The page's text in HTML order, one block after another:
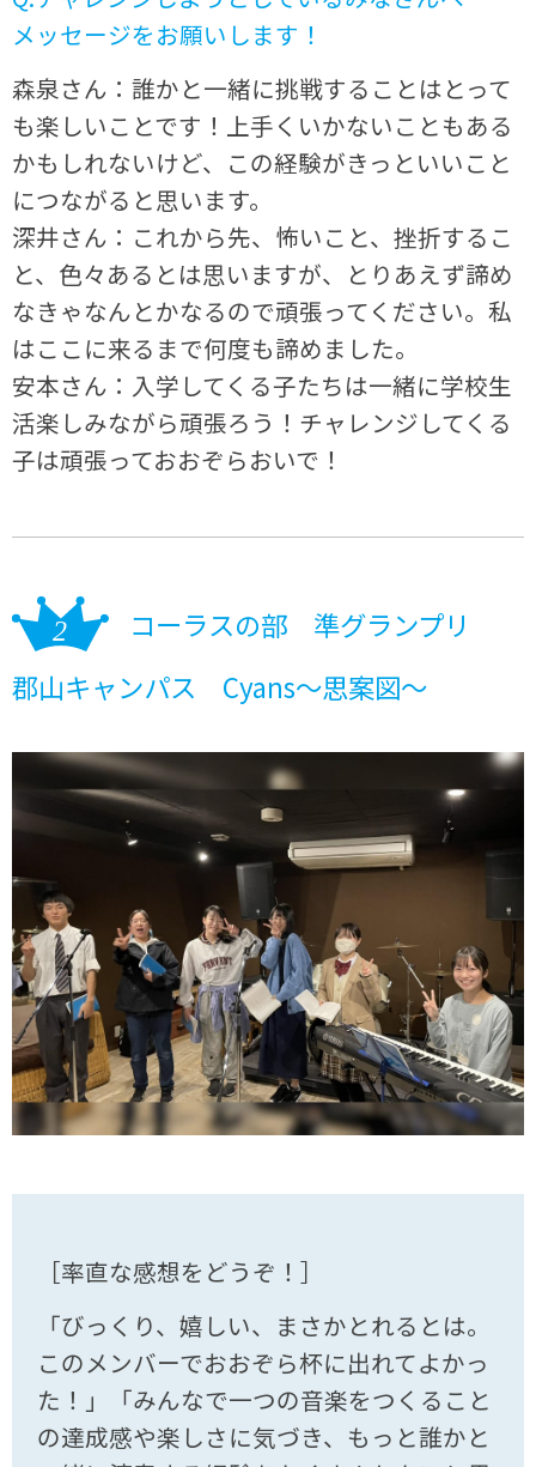
メッセージをお願いします！
森泉さん：誰かと一緒に挑戦することはとって
も楽しいことです！上手くいかないこともある
かもしれないけど、この経験がきっといいこと
につながると思います。
深井さん：これから先、怖いこと、挫折するこ
と、色々あるとは思いますが、とりあえず諦め
なきゃなんとかなるので頑張ってください。私
はここに来るまで何度も諦めました。
安本さん：入学してくる子たちは一緒に学校生
活楽しみながら頑張ろう！チャレンジしてくる
子は頑張っておおぞらおいで！
コーラスの部 準グランプリ
郡山キャンパス Cyans〜思案図〜
［率直な感想をどうぞ！］
「びっくり、嬉しい、まさかとれるとは。
このメンバーでおおぞら杯に出れてよかっ
た！」「みんなで一つの音楽をつくること
の達成感や楽しさに気づき、もっと誰かと